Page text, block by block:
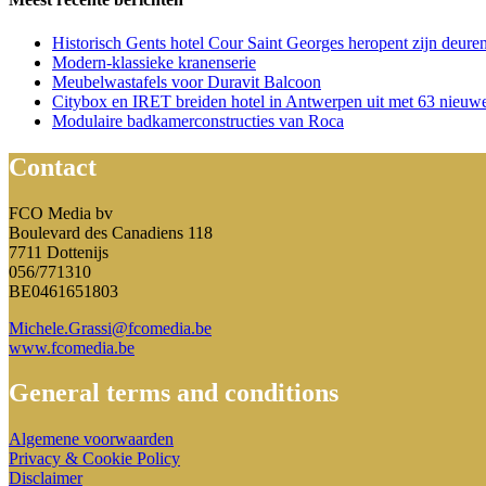
Historisch Gents hotel Cour Saint Georges heropent zijn deuren
Modern-klassieke kranenserie
Meubelwastafels voor Duravit Balcoon
Citybox en IRET breiden hotel in Antwerpen uit met 63
Modulaire badkamerconstructies van Roca
Contact
FCO Media bv
Boulevard des Canadiens 118
7711 Dottenijs
056/771310
BE0461651803
Michele.Grassi@fcomedia.be
www.fcomedia.be
General terms and conditions
Algemene voorwaarden
Privacy & Cookie Policy
Disclaimer